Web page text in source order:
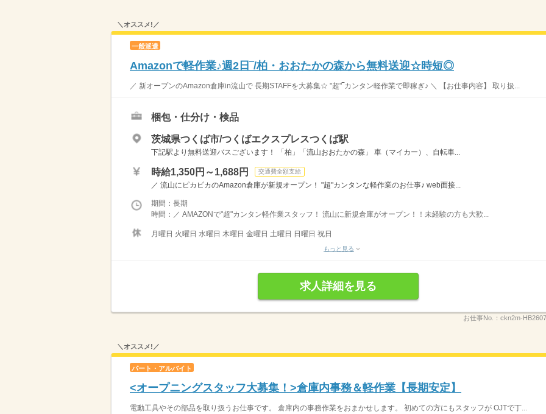
＼オススメ!／
一般派遣
Amazonで軽作業♪週2日‾/柏・おおたかの森から無料送迎☆時短◎
／ 新オープンのAmazon倉庫in流山で 長期STAFFを大募集☆ "超"‾カンタン軽作業で即稼ぎ♪ ＼ 【お仕事内容】 取り扱...
梱包・仕分け・検品
茨城県つくば市/つくばエクスプレスつくば駅
下記駅より無料送迎バスございます！ 「柏」「流山おおたかの森」 車（マイカー）、自転車...
時給1,350円～1,688円 交通費全額支給
／ 流山にピカピカのAmazon倉庫が新規オープン！ "超"カンタンな軽作業のお仕事♪ web面接...
期間：長期
時間：／ AMAZONで"超"カンタン軽作業スタッフ！ 流山に新規倉庫がオープン！！未経験の方も大歓...
月曜日 火曜日 水曜日 木曜日 金曜日 土曜日 日曜日 祝日
もっと見る
求人詳細を見る
お仕事No.： ckn2m-
＼オススメ!／
パート・アルバイト
<オープニングスタッフ大募集！>倉庫内事務＆軽作業【長期安定】
電動工具やその部品を取り扱うお仕事です。 倉庫内の事務作業をおまかせします。 初めての方にもスタッフが OJTで丁...